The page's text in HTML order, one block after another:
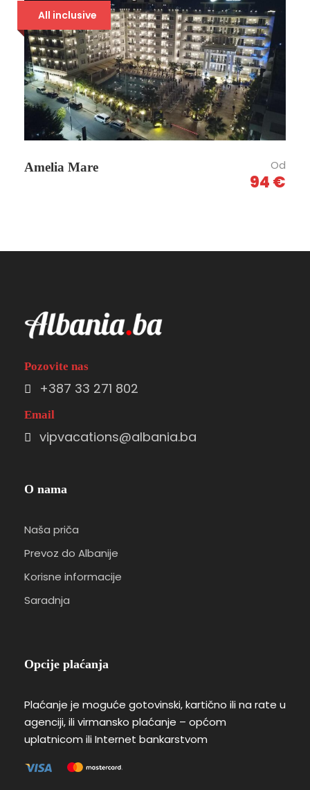
All inclusive
Amelia Mare Od
94 €
Pozovite nas
+387 33 271 802
Email
vipvacations@albania.ba
O nama
Naša priča
Prevoz do Albanije
Korisne informacije
Saradnja
Opcije plaćanja
Plaćanje je moguće gotovinski, kartično ili na rate u
agenciji, ili virmansko plaćanje – općom
uplatnicom ili Internet bankarstvom